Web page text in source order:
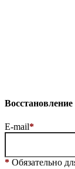
E-mail*
* Обязательно